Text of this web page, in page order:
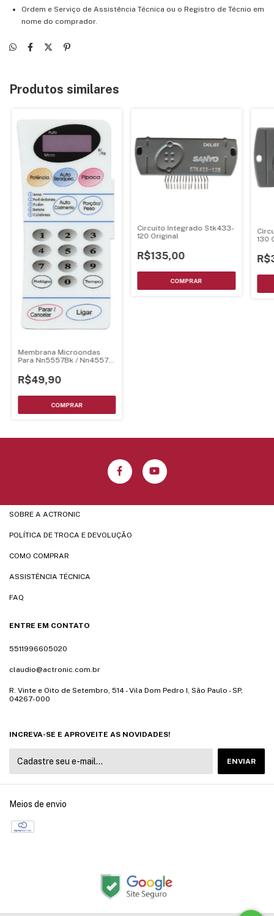
Ordem e Serviço de Assistência Técnica ou o Registro de Técnio em
nome do comprador.
Produtos similares
Membrana Microondas
Para Nn5557Bk / Nn4557
R$49,90
Circuito Integrado Stk433-
120 Original
R$135,00
130
SOBRE A ACTRONIC
POLÍTICA DE TROCA E DEVOLUÇÃO
COMO COMPRAR
ASSISTÊNCIA TÉCNICA
FAQ
ENTRE EM CONTATO
5511996605020
claudio@actronic.com.br
R. Vinte e Oito de Setembro, 514 - Vila Dom Pedro I, São Paulo - SP,
04267-000
INCREVA-SE E APROVEITE AS NOVIDADES!
Meios de envio